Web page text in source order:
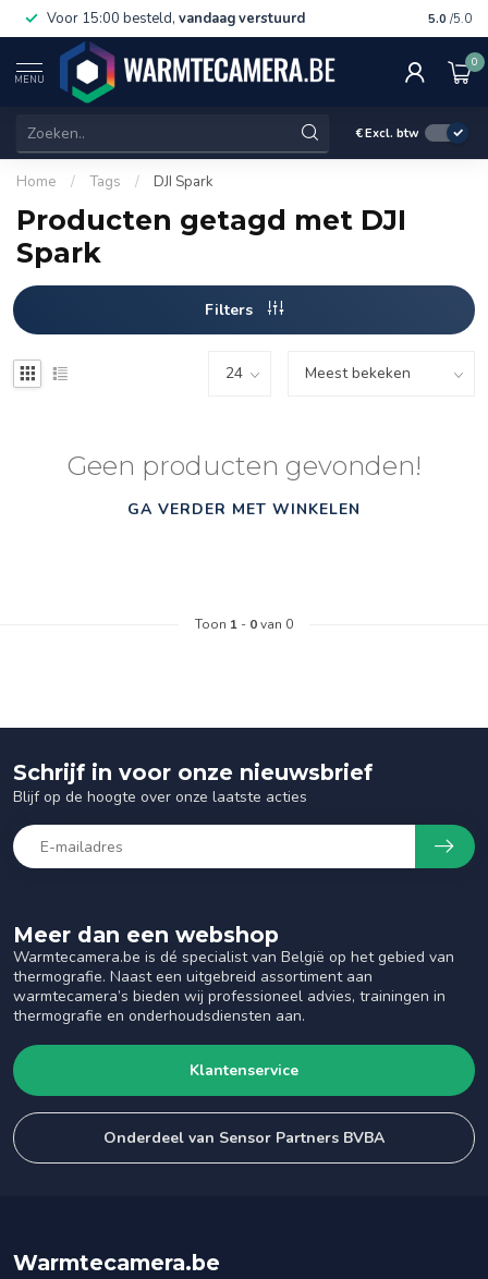
Voor 15:00 besteld, vandaag verstuurd Gratis
5.0 /5.0
MENU
0
€Excl. btw
Home / Tags / DJI Spark
Producten getagd met DJI
Spark
Filters
Geen producten gevonden!
GA VERDER MET WINKELEN
Toon 1 - 0van 0
Meer dan een webshop
Warmtecamera.be is dé specialist van België op het gebied van
thermografie. Naast een uitgebreid assortiment aan
warmtecamera’s bieden wij professioneel advies, trainingen in
thermografie en onderhoudsdiensten aan.
Klantenservice
Onderdeel van Sensor Partners BVBA
Schrijf in voor onze nieuwsbrief
Blijf op de hoogte over onze laatste acties
Warmtecamera.be